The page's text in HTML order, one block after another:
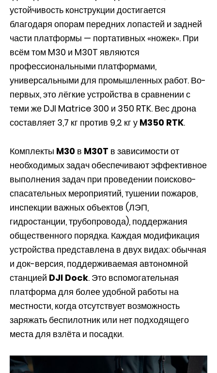
устойчивость конструкции достигается
благодаря опорам передних лопастей и задней
части платформы — портативных «ножек». При
всём том M30 и M30T являются
профессиональными платформами,
универсальными для промышленных работ. Во-
первых, это лёгкие устройства в сравнении с
теми же DJI Matrice 300 и 350 RTK. Вес дрона
составляет 3,7 кг против 9,2 кг у M350 RTK.
Комплекты M30 в M30T в зависимости от
необходимых задач обеспечивают эффективное
выполнения задач при проведении поисково-
спасательных мероприятий, тушении пожаров,
инспекции важных объектов (ЛЭП,
гидростанции, трубопровода), поддержания
общественного порядка. Каждая модификация
устройства представлена в двух видах: обычная
и док-версия, поддерживаемая автономной
станцией DJI Dock. Это вспомогательная
платформа для более удобной работы на
местности, когда отсутствует возможность
заряжать беспилотник или нет подходящего
места для взлёта и посадки.